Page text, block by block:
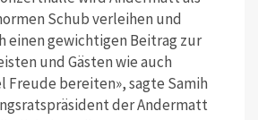
Schub verleihen und
einen gewichtigen Beitrag zur
und Gästen wie auch
Freude bereiten», sagte Samih
der Andermatt